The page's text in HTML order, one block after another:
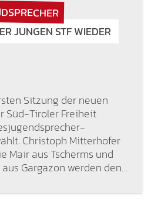
JUNGEN STF WIEDER
Sitzung der neuen
Süd-Tiroler Freiheit
Christoph Mitterhofer
Mair aus Tscherms und
Gargazon werden den…